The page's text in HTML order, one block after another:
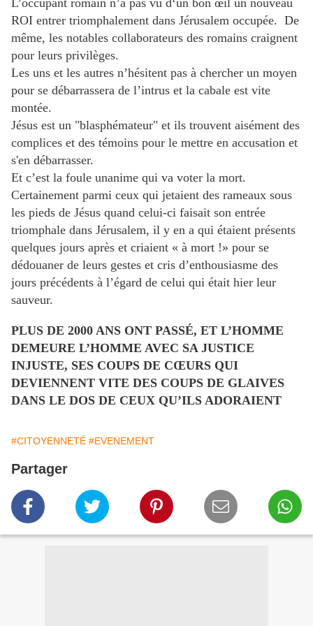
L’occupant romain n’a pas vu d‘un bon œil un nouveau
ROI entrer triomphalement dans Jérusalem occupée. De
même, les notables collaborateurs des romains craignent
pour leurs privilèges.
Les uns et les autres n’hésitent pas à chercher un moyen
pour se débarrassera de l’intrus et la cabale est vite
montée.
Jésus est un "blasphémateur" et ils trouvent aisément des
complices et des témoins pour le mettre en accusation et
s'en débarrasser.
Et c’est la foule unanime qui va voter la mort.
Certainement parmi ceux qui jetaient des rameaux sous
les pieds de Jésus quand celui-ci faisait son entrée
triomphale dans Jérusalem, il y en a qui étaient présents
quelques jours après et criaient « à mort !» pour se
dédouaner de leurs gestes et cris d’enthousiasme des
jours précédents à l’égard de celui qui était hier leur
sauveur.
PLUS DE 2000 ANS ONT PASSÉ, ET L’HOMME
DEMEURE L’HOMME AVEC SA JUSTICE
INJUSTE, SES COUPS DE CŒURS QUI
DEVIENNENT VITE DES COUPS DE GLAIVES
DANS LE DOS DE CEUX QU’ILS ADORAIENT
#CITOYENNETÉ #EVENEMENT
Partager